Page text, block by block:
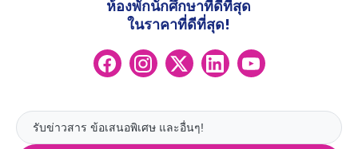
ห้องพักนักศึกษาที่ดีที่สุด
ในราคาที่ดีที่สุด!